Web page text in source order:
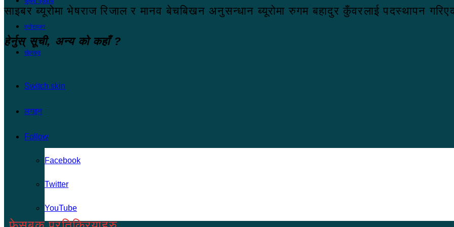
मनोरञ्जन
खेलकुद
Switch skin
लगइन
Follow
Facebook
Twitter
YouTube
साइबर ब्यूरोमा भेषराज रिजाल र मानव बेचबिखन अनुसन्धान ब्यूरोमा रुगम बहादुर कुँवरलाई पदस्थापन
हेर्नुस् सूची, अन्य को कहाँ ?